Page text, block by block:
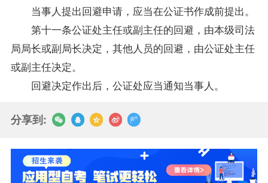
当事人提出回避申请，应当在公证书作成前提出。
第十一条公证处主任或副主任的回避，由本级司法
局局长或副局长决定，其他人员的回避，由公证处主任
或副主任决定。
回避决定作出后，公证处应当通知当事人。
分享到: